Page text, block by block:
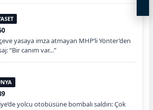
yasaya imza atmayan MHP’li Yönter’den
“Bir canım var…”
yolcu otobüsüne bombalı saldırı: Çok